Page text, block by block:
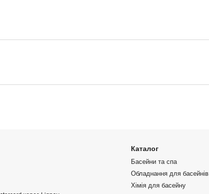
Каталог
Басейни та спа
Обладнання для басейнів
Хімія для басейну